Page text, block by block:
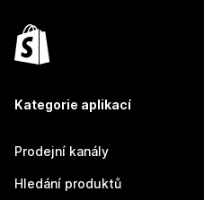
Kategorie aplikací
Prodejní kanály
Hledání produktů